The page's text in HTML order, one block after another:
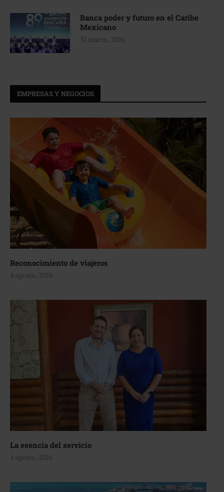
Banca poder y futuro en el Caribe
Mexicano
31 marzo, 2026
EMPRESAS Y NEGOCIOS
Reconocimiento de viajeros
4 agosto, 2026
La esencia del servicio
4 agosto, 2026